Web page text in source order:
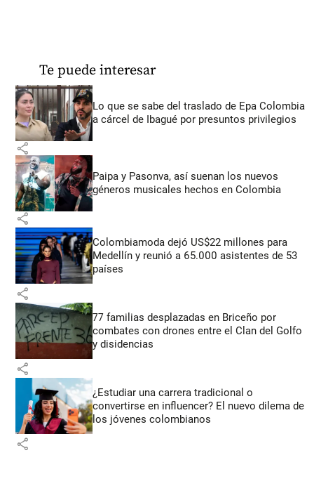
Te puede interesar
Lo que se sabe del traslado de Epa Colombia
a cárcel de Ibagué por presuntos privilegios
share
Paipa y Pasonva, así suenan los nuevos
géneros musicales hechos en Colombia
share
Colombiamoda dejó US$22 millones para
Medellín y reunió a 65.000 asistentes de 53
países
share
77 familias desplazadas en Briceño por
combates con drones entre el Clan del Golfo
y disidencias
share
¿Estudiar una carrera tradicional o
convertirse en influencer? El nuevo dilema de
los jóvenes colombianos
share